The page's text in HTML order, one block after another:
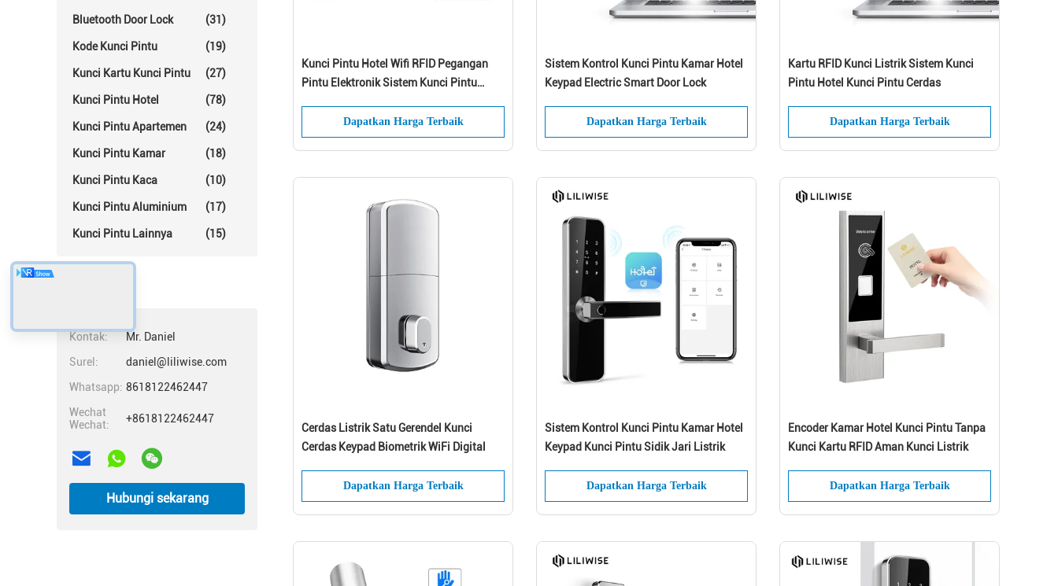
Bluetooth Door Lock (31)
Kode Kunci Pintu (19)
Kunci Kartu Kunci Pintu (27)
Kunci Pintu Hotel (78)
Kunci Pintu Apartemen (24)
Kunci Pintu Kamar (18)
Kunci Pintu Kaca (10)
Kunci Pintu Aluminium (17)
Kunci Pintu Lainnya (15)
Kontak:
Mr. Daniel
Surel:
daniel@liliwise.com
Whatsapp: 8618122462447
Wechat
Wechat:
+8618122462447
Hubungi sekarang
Kunci Pintu Hotel Wifi RFID Pegangan
Pintu Elektronik Sistem Kunci Pintu
Dapatkan Harga Terbaik
Sistem Kontrol Kunci Pintu Kamar Hotel
Keypad Electric Smart Door Lock
Dapatkan Harga Terbaik
Kartu RFID Kunci Listrik Sistem Kunci
Pintu Hotel Kunci Pintu Cerdas
Dapatkan Harga Terbaik
Cerdas Listrik Satu Gerendel Kunci
Cerdas Keypad Biometrik WiFi Digital
Dapatkan Harga Terbaik
Sistem Kontrol Kunci Pintu Kamar Hotel
Keypad Kunci Pintu Sidik Jari Listrik
Dapatkan Harga Terbaik
Encoder Kamar Hotel Kunci Pintu Tanpa
Kunci Kartu RFID Aman Kunci Listrik
Dapatkan Harga Terbaik
Tinggalkan Pesan Kami akan segera
menghubungi Anda kembali!